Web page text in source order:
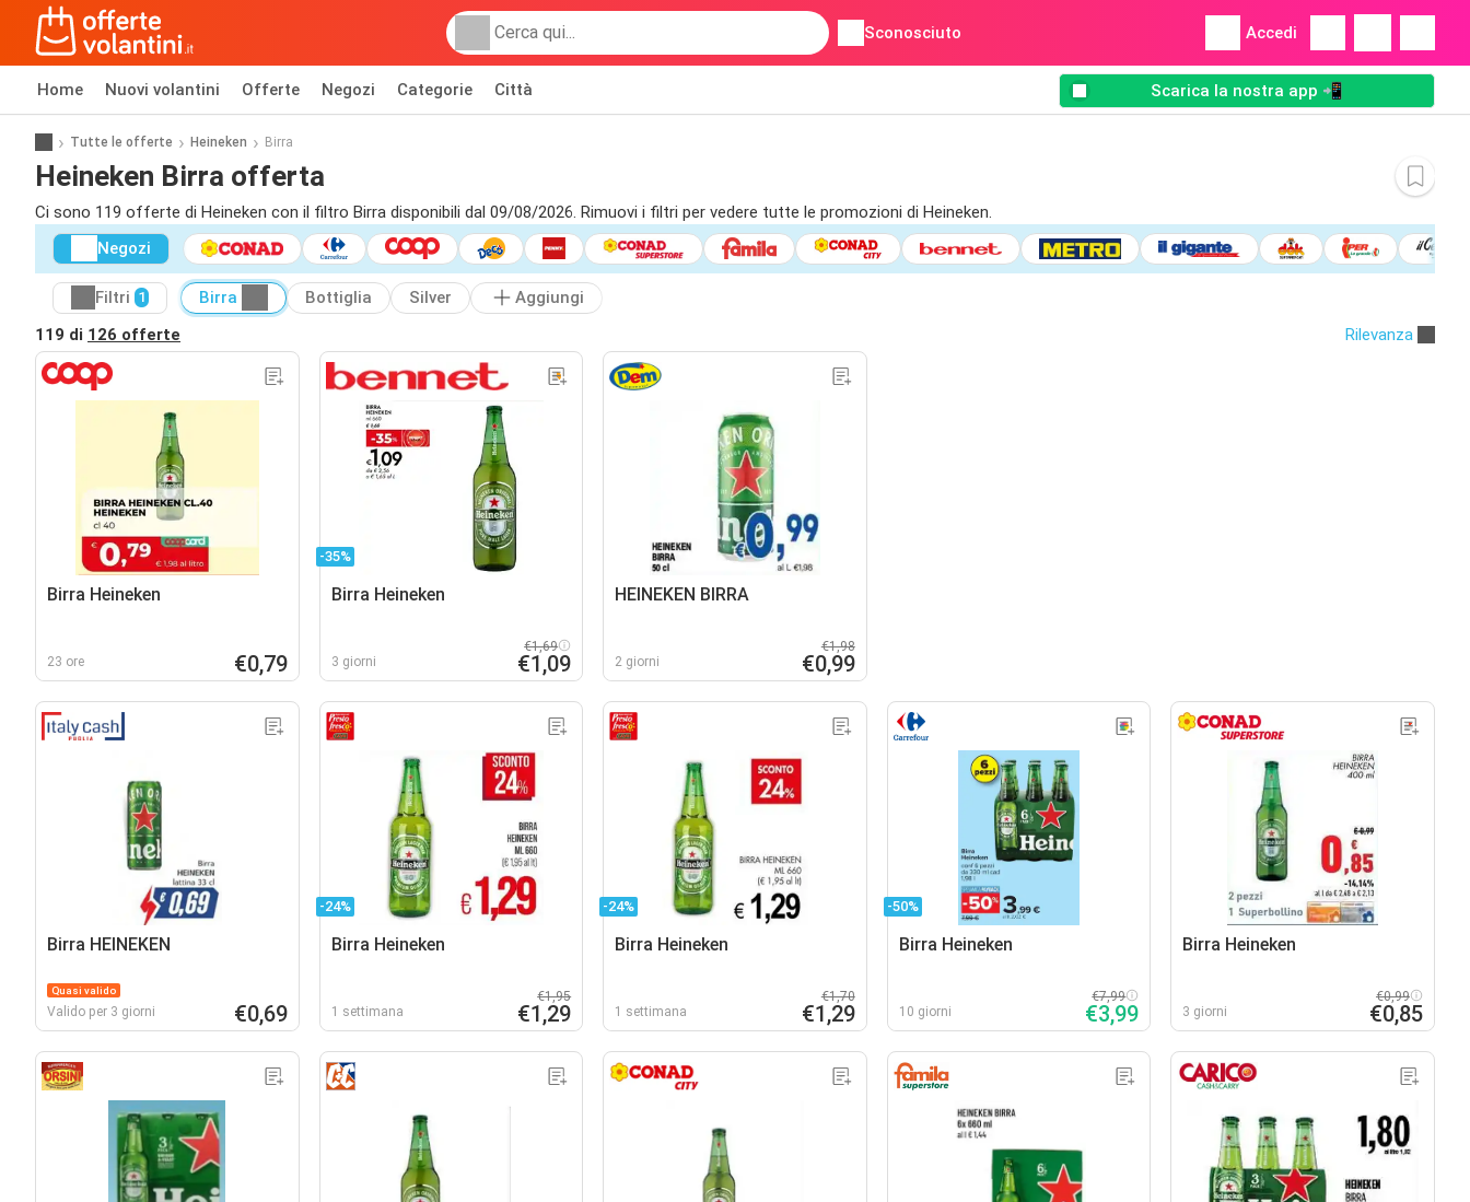
Sconosciuto Accedi
Home Nuovi volantini Offerte Negozi Categorie Città Scarica la nostra app 📲
Tutte le offerte Heineken Birra
Heineken Birra offerta
Ci sono 119 offerte di Heineken con il filtro Birra disponibili dal 09/08/2026. Rimuovi i filtri per vedere tutte le promozioni di Heineken.
Negozi
Filtri 1 Birra Bottiglia Silver
Aggiungi
119 di 126 offerte Rilevanza
Birra Heineken
23 ore €0,79
-35%
Birra Heineken
3 giorni
€1,69
€1,09
HEINEKEN BIRRA
2 giorni
€1,98
€0,99
Birra HEINEKEN
Quasi valido
Valido per 3 giorni €0,69
-24%
Birra Heineken
1 settimana
€1,95
€1,29
-24%
Birra Heineken
1 settimana
€1,70
€1,29
-50%
Birra Heineken
10 giorni
€7,99
€3,99
Birra Heineken
3 giorni
€0,99
€0,85